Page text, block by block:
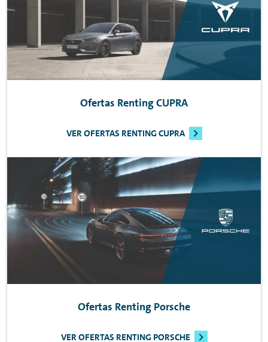
Ofertas RentingCUPRA
VER OFERTAS RENTING CUPRA
Ofertas Renting Porsche
VER OFERTAS RENTING PORSCHE